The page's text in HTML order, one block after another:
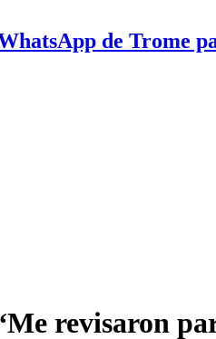
de Trome
revisaron